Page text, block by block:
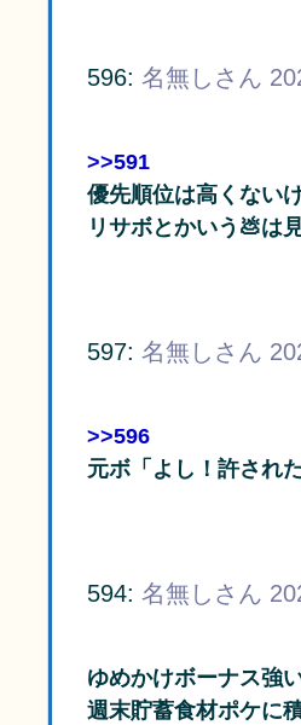
596: 名無しさん
>>591
優先順位は高くない
リサボとかいう💩は
597: 名無しさん
>>596
元ボ「よし！許された
594: 名無しさん
ゆめかけボーナス強
週末貯蓄食材ポケに